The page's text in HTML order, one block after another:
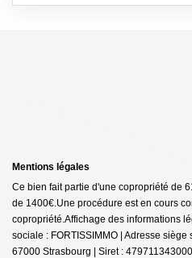
Mentions légales
Ce bien fait partie d'une copropriété de
de 1400€.Une procédure est en cours
copropriété.Affichage des informations
sociale : FORTISSIMMO | Adresse
67000 Strasbourg | Siret :